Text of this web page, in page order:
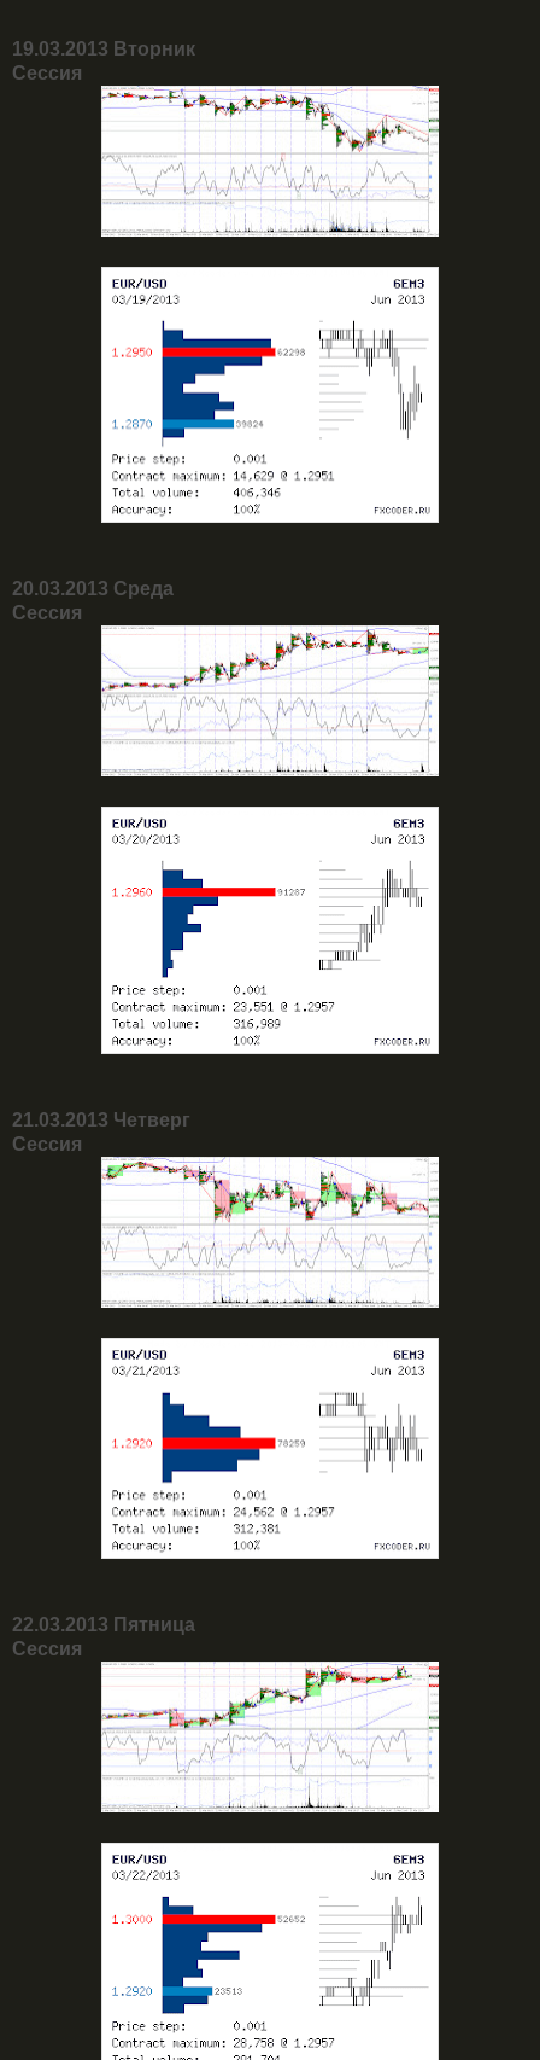
19.03.2013 Вторник
Сессия
20.03.2013 Среда
Сессия
21.03.2013 Четверг
Сессия
22.03.2013 Пятница
Сессия